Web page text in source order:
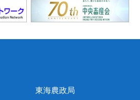
東海農政局